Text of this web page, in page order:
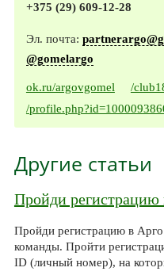
+375 (29) 609-12-28
Эл. почта:
@gomelargo
ok.ru/argovgomel
/
/
Другие статьи
Пройди регистрацию
Пройди регистрацию в
команды. Пройти
ID (личный номер), на